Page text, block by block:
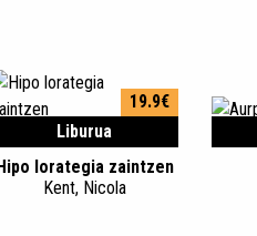
Liburua
19.9€
lorategia zaintzen
Kent, Nicola